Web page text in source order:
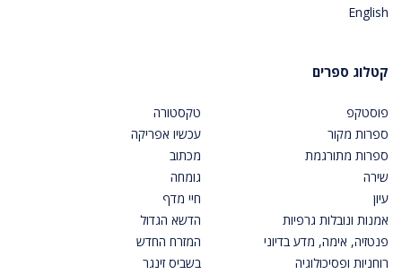
English
קטלוג ספרים
פוסטקפ
ספרות מקור
ספרות מתורגמת
שירה
עיון
אמנות ונובלות גרפיות
פנטזיה, אימה, מדע בדיוני
רוחניות ופסיכולוגיה
טקסטורה
עכשיו אפריקה
מכתוב
גומחה
חיי מדף
הדשא הגדול
המזרח החדש
בשביס זינגר